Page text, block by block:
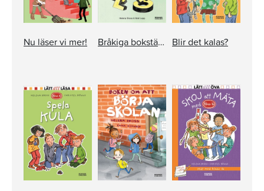
Nu läser vi mer! Bråkiga bokstäver Blir det kalas?